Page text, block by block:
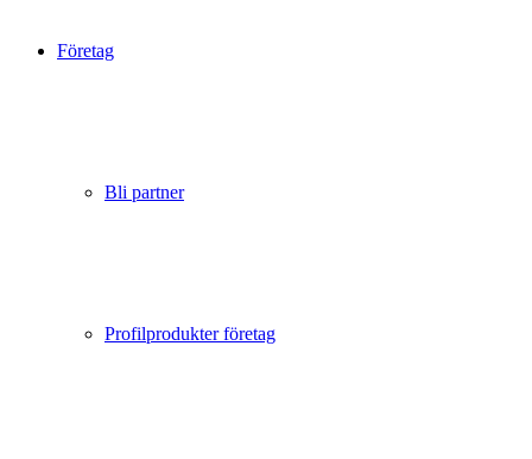
Företag
Bli partner
Profilprodukter företag